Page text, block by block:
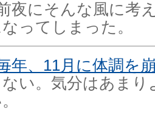
夜にそんな風に考
ってしまった。
年、11月に体調を
ない。気分はあま